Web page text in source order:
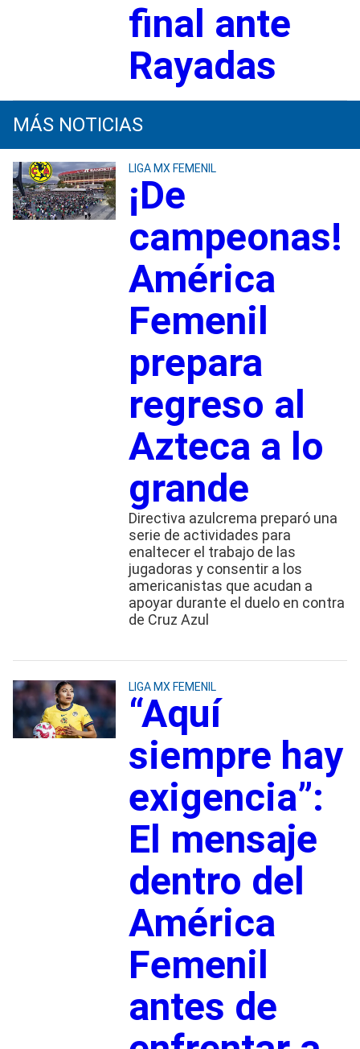
final ante
Rayadas
MÁS NOTICIAS
LIGA MX FEMENIL
¡De
campeonas!
América
Femenil
prepara
regreso al
Azteca a lo
grande
Directiva azulcrema preparó una
serie de actividades para
enaltecer el trabajo de las
jugadoras y consentir a los
americanistas que acudan a
apoyar durante el duelo en contra
de Cruz Azul
LIGA MX FEMENIL
“Aquí
siempre hay
exigencia”:
El mensaje
dentro del
América
Femenil
antes de